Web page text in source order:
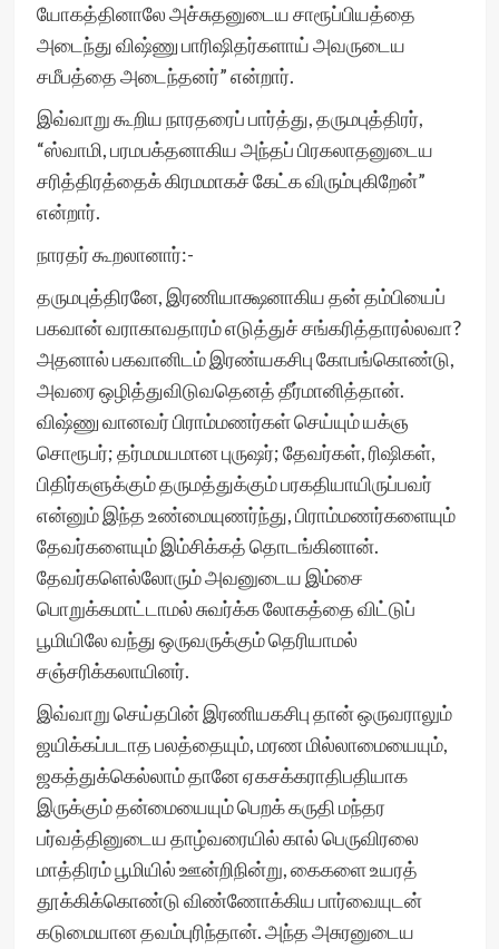
யோகத்தினாலே அச்சுதனுடைய சாரூப்பியத்தை
அடைந்து விஷ்ணு பாரிஷிதர்களாய் அவருடைய
சமீபத்தை அடைந்தனர்” என்றார்.
இவ்வாறு கூறிய நாரதரைப் பார்த்து, தருமபுத்திரர்,
“ஸ்வாமி, பரமபக்தனாகிய அந்தப் பிரகலாதனுடைய
சரித்திரத்தைக் கிரமமாகச் கேட்க விரும்புகிறேன்”
என்றார்.
நாரதர் கூறலானார்:-
தருமபுத்திரனே, இரணியாக்ஷனாகிய தன் தம்பியைப்
பகவான் வராகாவதாரம் எடுத்துச் சங்கரித்தாரல்லவா?
அதனால் பகவானிடம் இரண்யகசிபு கோபங்கொண்டு,
அவரை ஒழித்துவிடுவதெனத் தீர்மானித்தான்.
விஷ்ணு வானவர் பிராம்மணர்கள் செய்யும் யக்ஞ
சொரூபர்; தர்மமயமான புருஷர்; தேவர்கள், ரிஷிகள்,
பிதிர்களுக்கும் தருமத்துக்கும் பரகதியாயிருப்பவர்
என்னும் இந்த உண்மையுணர்ந்து, பிராம்மணர்களையும்
தேவர்களையும் இம்சிக்கத் தொடங்கினான்.
தேவர்களெல்லோரும் அவனுடைய இம்சை
பொறுக்கமாட்டாமல் சுவர்க்க லோகத்தை விட்டுப்
பூமியிலே வந்து ஒருவருக்கும் தெரியாமல்
சஞ்சரிக்கலாயினர்.
இவ்வாறு செய்தபின் இரணியகசிபு தான் ஒருவராலும்
ஜயிக்கப்படாத பலத்தையும், மரண மில்லாமையையும்,
ஜகத்துக்கெல்லாம் தானே ஏகசக்கராதிபதியாக
இருக்கும் தன்மையையும் பெறக் கருதி மந்தர
பர்வத்தினுடைய தாழ்வரையில் கால் பெருவிரலை
மாத்திரம் பூமியில் ஊன்றிநின்று, கைகளை உயரத்
தூக்கிக்கொண்டு விண்ணோக்கிய பார்வையுடன்
கடுமையான தவம்புரிந்தான். அந்த அசுரனுடைய